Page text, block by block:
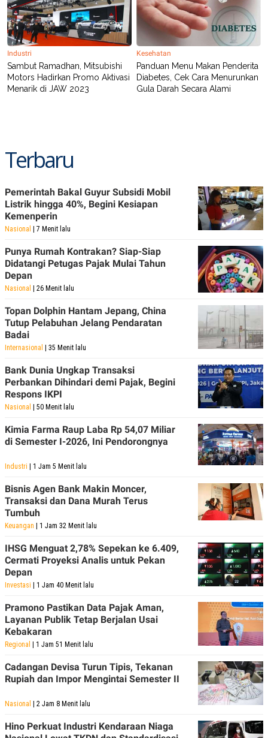
Industri
Sambut Ramadhan, Mitsubishi
Motors Hadirkan Promo Aktivasi
Menarik di JAW 2023
Kesehatan
Panduan Menu Makan Penderita
Diabetes, Cek Cara Menurunkan
Gula Darah Secara Alami
Terbaru
Pemerintah Bakal Guyur Subsidi Mobil
Listrik hingga 40%, Begini Kesiapan
Kemenperin
Nasional | 7 Menit lalu
Punya Rumah Kontrakan? Siap-Siap
Didatangi Petugas Pajak Mulai Tahun
Depan
Nasional | 26 Menit lalu
Topan Dolphin Hantam Jepang, China
Tutup Pelabuhan Jelang Pendaratan
Badai
Internasional | 35 Menit lalu
Bank Dunia Ungkap Transaksi
Perbankan Dihindari demi Pajak, Begini
Respons IKPI
Nasional | 50 Menit lalu
Kimia Farma Raup Laba Rp 54,07 Miliar
di Semester I-2026, Ini Pendorongnya
Industri | 1 Jam 5 Menit lalu
Bisnis Agen Bank Makin Moncer,
Transaksi dan Dana Murah Terus
Tumbuh
Keuangan | 1 Jam 32 Menit lalu
IHSG Menguat 2,78% Sepekan ke 6.409,
Cermati Proyeksi Analis untuk Pekan
Depan
Investasi | 1 Jam 40 Menit lalu
Pramono Pastikan Data Pajak Aman,
Layanan Publik Tetap Berjalan Usai
Kebakaran
Regional | 1 Jam 51 Menit lalu
Cadangan Devisa Turun Tipis, Tekanan
Rupiah dan Impor Mengintai Semester II
Nasional | 2 Jam 8 Menit lalu
Hino Perkuat Industri Kendaraan Niaga